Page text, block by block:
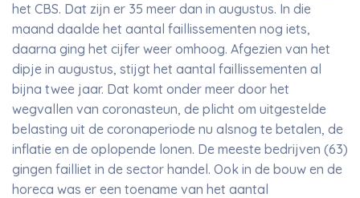
het CBS. Dat zijn er 35 meer dan in augustus. In die
maand daalde het aantal faillissementen nog iets,
daarna ging het cijfer weer omhoog. Afgezien van het
dipje in augustus, stijgt het aantal faillissementen al
bijna twee jaar. Dat komt onder meer door het
wegvallen van coronasteun, de plicht om uitgestelde
belasting uit de coronaperiode nu alsnog te betalen, de
inflatie en de oplopende lonen. De meeste bedrijven (63)
gingen failliet in de sector handel. Ook in de bouw en de
horeca was er een toename van het aantal